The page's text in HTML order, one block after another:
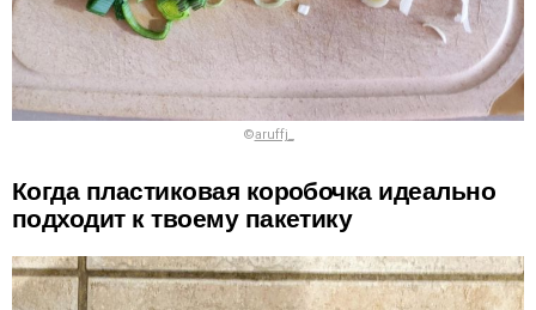
©aruffj_
Когда пластиковая коробочка идеально
подходит к твоему пакетику